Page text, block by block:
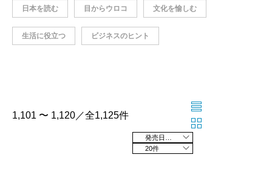
日本を読む 目からウロコ 文化を愉しむ
生活に役立つ ビジネスのヒント
1,101 〜 1,120／全1,125件
20件